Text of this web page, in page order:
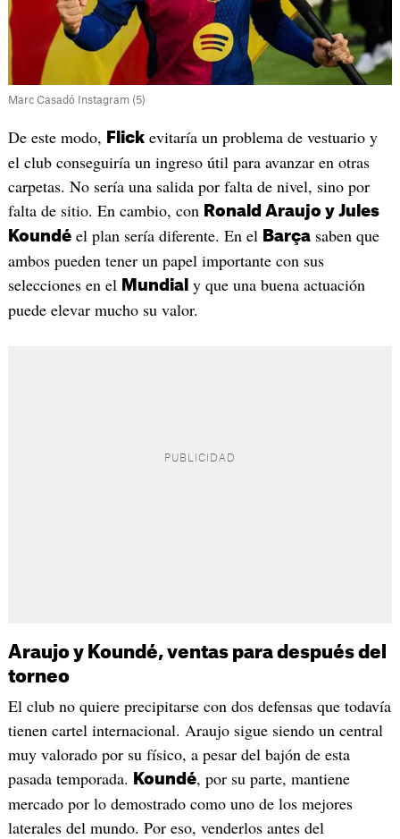
Marc Casadó Instagram (5)
De este modo, Flickevitaría un problema de vestuario y
el club conseguiría un ingreso útil para avanzar en otras
carpetas. No sería una salida por falta de nivel, sino por
falta de sitio. En cambio, con Ronald Araujo y Jules
Koundéel plan sería diferente. En el Barçasaben que
ambos pueden tener un papel importante con sus
selecciones en el Mundial y que una buena actuación
puede elevar mucho su valor.
Araujo y Koundé, ventas para después del
torneo
El club no quiere precipitarse con dos defensas que todavía
tienen cartel internacional. Araujo sigue siendo un central
muy valorado por su físico, a pesar del bajón de esta
pasada temporada.
Koundé, por su parte, mantiene
mercado por lo demostrado como uno de los mejores
laterales del mundo. Por eso, venderlos antes del